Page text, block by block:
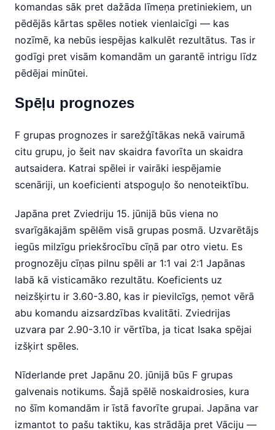
komandas sāk pret dažāda līmeņa pretiniekiem, un
pēdējās kārtas spēles notiek vienlaicīgi — kas
nozīmē, ka nebūs iespējas kalkulēt rezultātus. Tas ir
godīgi pret visām komandām un garantē intrigu līdz
pēdējai minūtei.
Spēļu prognozes
F grupas prognozes ir sarežģītākas nekā vairumā
citu grupu, jo šeit nav skaidra favorīta un skaidra
autsaidera. Katrai spēlei ir vairāki iespējamie
scenāriji, un koeficienti atspoguļo šo nenoteiktību.
Japāna pret Zviedriju 15. jūnijā būs viena no
svarīgākajām spēlēm visā grupas posmā. Uzvarētājs
iegūs milzīgu priekšrocību cīņā par otro vietu. Es
prognozēju cīņas pilnu spēli ar 1:1 vai 2:1 Japānas
labā kā visticamāko rezultātu. Koeficients uz
neizšķirtu ir 3.60-3.80, kas ir pievilcīgs, ņemot vērā
abu komandu aizsardzības kvalitāti. Zviedrijas
uzvara par 2.90-3.10 ir vērtība, ja ticat Isaka spējai
izšķirt spēles.
Nīderlande pret Japānu 20. jūnijā būs F grupas
galvenais notikums. Šajā spēlē noskaidrosies, kura
no šīm komandām ir īstā favorīte grupai. Japāna var
izmantot to pašu taktiku, kas strādāja pret Vāciju —